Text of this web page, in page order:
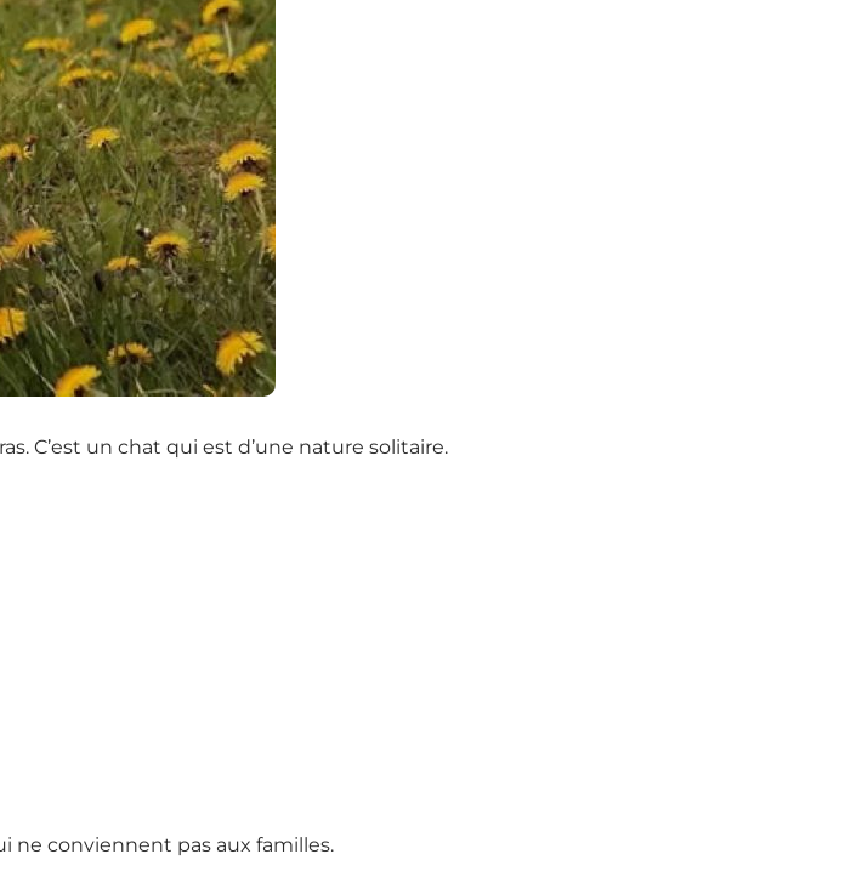
C’est un chat qui est d’une nature solitaire.
ne conviennent pas aux familles.